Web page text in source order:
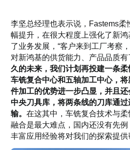
李坚总经理也表示说，Fastems柔
幅提升，在很大程度上强化了新
了业务发展，“客户来到工厂考察
对新鸿基的供货能力、产品品质
久的未来，我们计划再投建一条
车铣复合中心和五轴加工中心，
件加工的优势进一步凸显，并且
中央刀具库，将两条线的刀库通
输。在这其中，车铣复合技术与
融合是最大难点，国内还没有先
丰富应用经验将对我们的探索提供